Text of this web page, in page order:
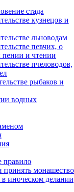
стада
кузнецов и
льноводам
певчих, о
и чтении
пчеловодов,
рыбаков и
водных
правило
монашество
иноческом делании